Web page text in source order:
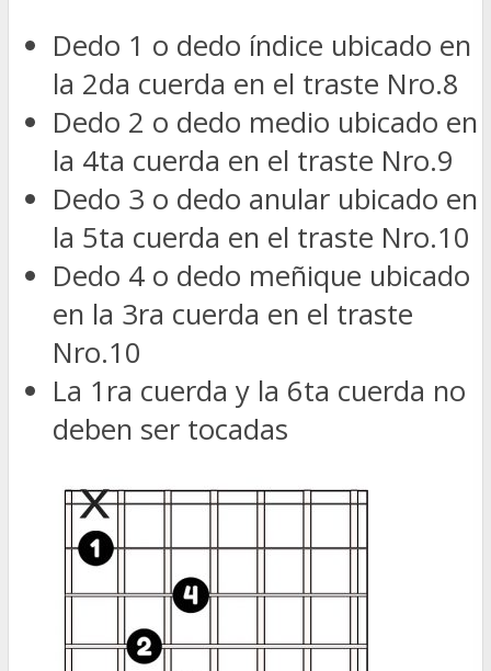
Dedo 1 o dedo índice ubicado en
la 2da cuerda en el traste Nro.8
Dedo 2 o dedo medio ubicado en
la 4ta cuerda en el traste Nro.9
Dedo 3 o dedo anular ubicado en
la 5ta cuerda en el traste Nro.10
Dedo 4 o dedo meñique ubicado
en la 3ra cuerda en el traste
Nro.10
La 1ra cuerda y la 6ta cuerda no
deben ser tocadas